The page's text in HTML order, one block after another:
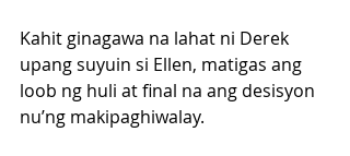
Kahit ginagawa na lahat ni Derek
upang suyuin si Ellen, matigas ang
loob ng huli at final na ang desisyon
nu’ng makipaghiwalay.